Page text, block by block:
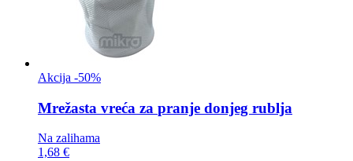
Akcija -50%
Mrežasta vreća za pranje donjeg rublja
Na zalihama
1,68 €